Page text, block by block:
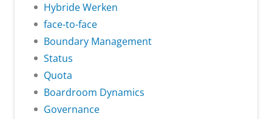
Hybride Werken
face-to-face
Boundary Management
Status
Quota
Boardroom Dynamics
Governance